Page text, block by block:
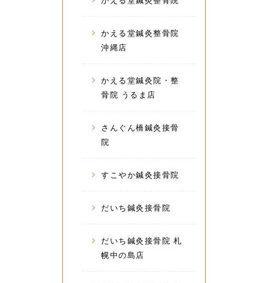
かえる堂鍼灸整骨院
沖縄店
かえる堂鍼灸院・整
骨院 うるま店
さんぐん橋鍼灸接骨
院
すこやか鍼灸接骨院
だいち鍼灸接骨院
だいち鍼灸接骨院 札
幌中の島店